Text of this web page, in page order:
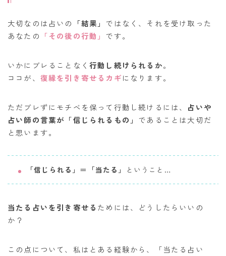
大切なのは占いの 「結果」 ではなく、それを受け取った
あなたの 「その後の行動」 です。
いかにブレることなく 行動し続けられるか。
ココが、 復縁を引き寄せるカギになります。
ただブレずにモチベを保って行動し続けるには、 占いや
占い師の言葉が「信じられるもの」 であることは大切だ
と思います。
「信じられる」＝「当たる」 ということ…
当たる占いを引き寄せる ためには、どうしたらいいの
か？
この点について、私はとある経験から、「当たる占い